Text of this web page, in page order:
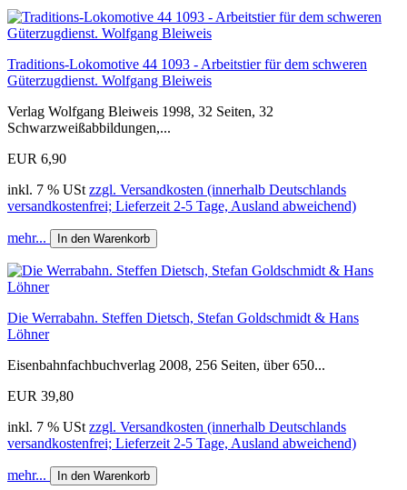
Traditions-Lokomotive 44 1093 - Arbeitstier für dem schweren
Güterzugdienst. Wolfgang Bleiweis
Verlag Wolfgang Bleiweis 1998, 32 Seiten, 32
Schwarzweißabbildungen,...
EUR 6,90
inkl. 7 % USt zzgl. Versandkosten (innerhalb Deutschlands
versandkostenfrei; Lieferzeit 2-5 Tage, Ausland abweichend)
mehr... In den Warenkorb
Die Werrabahn. Steffen Dietsch, Stefan Goldschmidt & Hans
Löhner
Eisenbahnfachbuchverlag 2008, 256 Seiten, über 650...
EUR 39,80
inkl. 7 % USt zzgl. Versandkosten (innerhalb Deutschlands
versandkostenfrei; Lieferzeit 2-5 Tage, Ausland abweichend)
mehr... In den Warenkorb